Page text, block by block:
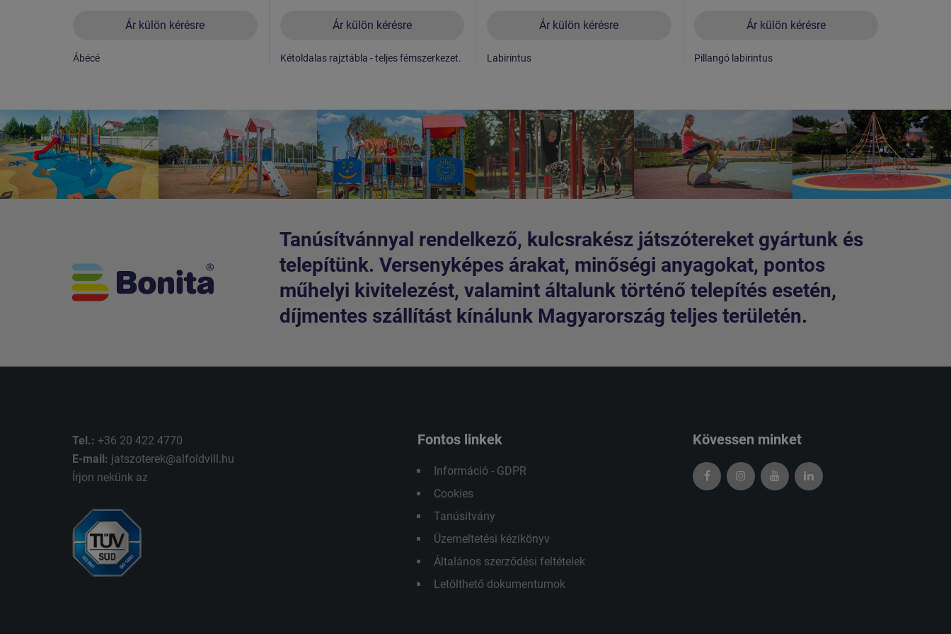
Ár külön kérésre
Ábécé
Ár külön kérésre
Kétoldalas rajztábla - teljes fémszerkezet.
Ár külön kérésre
Labirintus
Ár külön kérésre
Pillangó labirintus
Tanúsítvánnyal rendelkező, kulcsrakész játszótereket gyártunk és
telepítünk. Versenyképes árakat, minőségi anyagokat, pontos
műhelyi kivitelezést, valamint általunk történő telepítés esetén,
díjmentes szállítást kínálunk Magyarország teljes területén.
Tel.: +36 20 422 4770
E-mail: jatszoterek@alfoldvill.hu
Írjon nekünk az
Fontos linkek
Információ - GDPR
Cookies
Tanúsítvány
Üzemeltetési kézikönyv
Általános szerződési feltételek
Letölthető dokumentumok
Kövessen minket